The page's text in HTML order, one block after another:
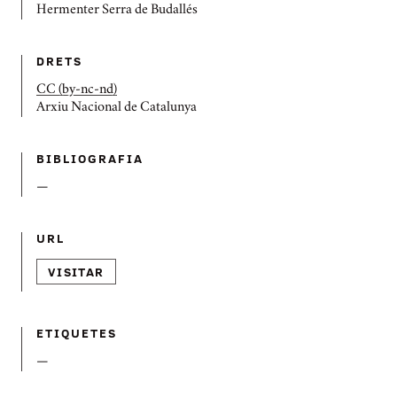
Hermenter Serra de Budallés
DRETS
CC (by-nc-nd)
Arxiu Nacional de Catalunya
BIBLIOGRAFIA
—
URL
VISITAR
ETIQUETES
—